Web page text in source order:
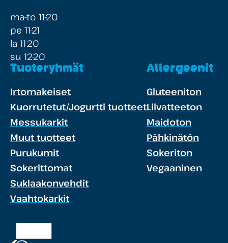
ma-to 11-20
pe 11-21
la 11-20
su 12-20
Tuoteryhmät
Irtomakeiset
Kuorrutetut/Jogurtti tuotteet
Messukarkit
Muut tuotteet
Purukumit
Sokerittomat
Suklaakonvehdit
Vaahtokarkit
Allergeenit
Gluteeniton
Liivatteeton
Maidoton
Pähkinätön
Sokeriton
Vegaaninen